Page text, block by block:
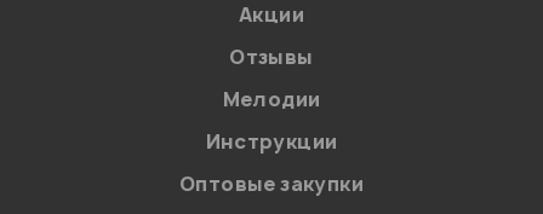
на обработку персональных данных в
Политикой в отношении обработки
персональных данных.
Акции
Отзывы
Мелодии
Инструкции
Оптовые закупки